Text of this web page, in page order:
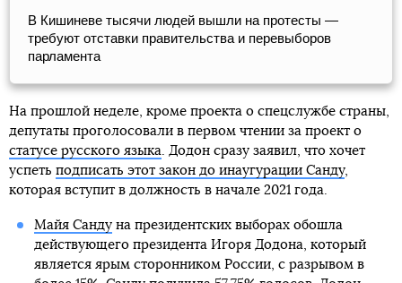
В Кишиневе тысячи людей вышли на протесты —
требуют отставки правительства и перевыборов
парламента
На прошлой неделе, кроме проекта о спецслужбе страны,
депутаты проголосовали в первом чтении за проект о
статусе русского языка. Додон сразу заявил, что хочет
успеть подписать этот закон до инаугурации Санду,
которая вступит в должность в начале 2021 года.
Майя Сандуна президентских выборах обошла
действующего президента Игоря Додона, который
является ярым сторонником России, с разрывом в